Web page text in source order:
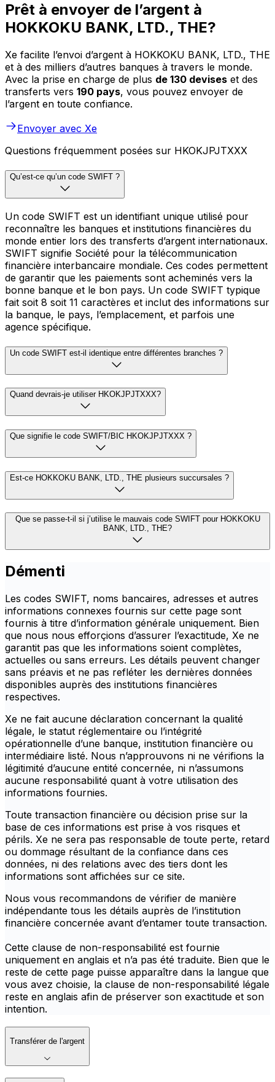
Prêt à envoyer de l’argent à
HOKKOKU BANK, LTD., THE?
Xe facilite l’envoi d’argent à HOKKOKU BANK, LTD., THE
et à des milliers d’autres banques à travers le monde.
Avec la prise en charge de plus de 130 devises et des
transferts vers 190 pays, vous pouvez envoyer de
l’argent en toute confiance.
Envoyer avec Xe
Questions fréquemment posées sur HKOKJPJTXXX
Qu’est-ce qu’un code SWIFT ?
Un code SWIFT est un identifiant unique utilisé pour
reconnaître les banques et institutions financières du
monde entier lors des transferts d’argent internationaux.
SWIFT signifie Société pour la télécommunication
financière interbancaire mondiale. Ces codes permettent
de garantir que les paiements sont acheminés vers la
bonne banque et le bon pays. Un code SWIFT typique
fait soit 8 soit 11 caractères et inclut des informations sur
la banque, le pays, l’emplacement, et parfois une
agence spécifique.
Un code SWIFT est-il identique entre différentes branches ?
Quand devrais-je utiliser HKOKJPJTXXX?
Que signifie le code SWIFT/BIC HKOKJPJTXXX ?
Est-ce HOKKOKU BANK, LTD., THE plusieurs succursales ?
Que se passe-t-il si j’utilise le mauvais code SWIFT pour HOKKOKU
BANK, LTD., THE?
Démenti
Les codes SWIFT, noms bancaires, adresses et autres
informations connexes fournis sur cette page sont
fournis à titre d’information générale uniquement. Bien
que nous nous efforçions d’assurer l’exactitude, Xe ne
garantit pas que les informations soient complètes,
actuelles ou sans erreurs. Les détails peuvent changer
sans préavis et ne pas refléter les dernières données
disponibles auprès des institutions financières
respectives.
Xe ne fait aucune déclaration concernant la qualité
légale, le statut réglementaire ou l’intégrité
opérationnelle d’une banque, institution financière ou
intermédiaire listé. Nous n’approuvons ni ne vérifions la
légitimité d’aucune entité concernée, ni n’assumons
aucune responsabilité quant à votre utilisation des
informations fournies.
Toute transaction financière ou décision prise sur la
base de ces informations est prise à vos risques et
périls. Xe ne sera pas responsable de toute perte, retard
ou dommage résultant de la confiance dans ces
données, ni des relations avec des tiers dont les
informations sont affichées sur ce site.
Nous vous recommandons de vérifier de manière
indépendante tous les détails auprès de l’institution
financière concernée avant d’entamer toute transaction.
Cette clause de non-responsabilité est fournie
uniquement en anglais et n’a pas été traduite. Bien que le
reste de cette page puisse apparaître dans la langue que
vous avez choisie, la clause de non-responsabilité légale
reste en anglais afin de préserver son exactitude et son
intention.
Transférer de l'argent